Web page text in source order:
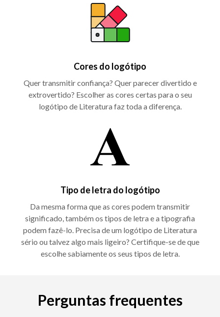
Cores do logótipo
Quer transmitir confiança? Quer parecer divertido e
extrovertido? Escolher as cores certas para o seu
logótipo de Literatura faz toda a diferença.
Tipo de letra do logótipo
Da mesma forma que as cores podem transmitir
significado, também os tipos de letra e a tipografia
podem fazê-lo. Precisa de um logótipo de Literatura
sério ou talvez algo mais ligeiro? Certifique-se de que
escolhe sabiamente os seus tipos de letra.
Perguntas frequentes